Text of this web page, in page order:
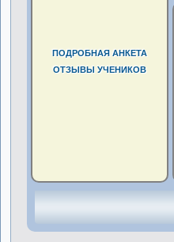
ПОДРОБНАЯ АНКЕТА
ОТЗЫВЫ УЧЕНИКОВ